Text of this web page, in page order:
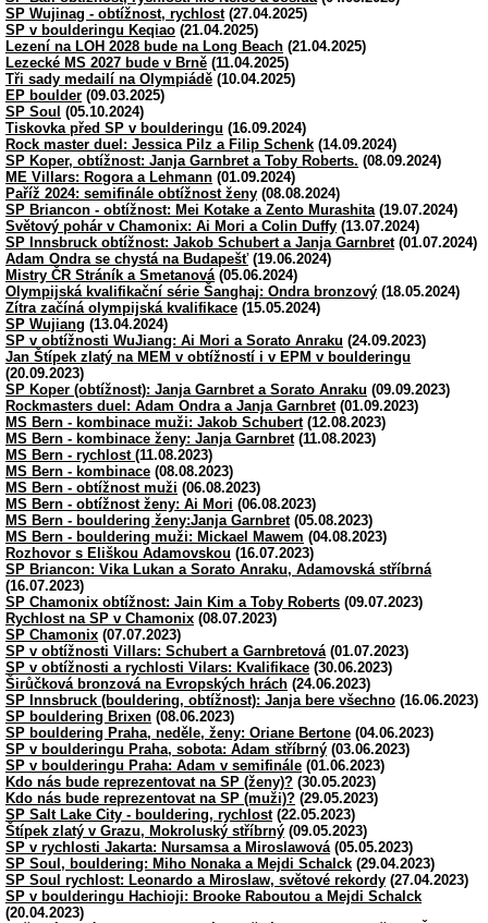
SP Wujinag - obtížnost, rychlost(27.04.2025)
SP v boulderingu Keqiao (21.04.2025)
Lezení na LOH 2028 bude na Long Beach (21.04.2025)
Lezecké MS 2027 bude v Brně (11.04.2025)
Tři sady medailí na Olympiádě (10.04.2025)
EP boulder (09.03.2025)
SP Soul (05.10.2024)
Tiskovka před SP v boulderingu (16.09.2024)
Rock master duel: Jessica Pilz a Filip Schenk (14.09.2024)
SP Koper, obtížnost: Janja Garnbret a Toby Roberts. (08.09.2024)
ME Villars: Rogora a Lehmann (01.09.2024)
Paříž 2024: semifinále obtížnost ženy (08.08.2024)
SP Briancon - obtížnost: Mei Kotake a Zento Murashita(19.07.2024)
Světový pohár v Chamonix: Ai Mori a Colin Duffy (13.07.2024)
SP Innsbruck obtížnost: Jakob Schubert a Janja Garnbret(01.07.2024)
Adam Ondra se chystá na Budapešť(19.06.2024)
Mistry ČR Stráník a Smetanová(05.06.2024)
Olympijská kvalifikační série Šanghaj: Ondra bronzový (18.05.2024)
Zítra začíná olympijská kvalifikace (15.05.2024)
SP Wujiang (13.04.2024)
SP v obtížnosti WuJiang: Ai Mori a Sorato Anraku (24.09.2023)
Jan Štípek zlatý na MEM v obtížností i v EPM v boulderingu
(20.09.2023)
SP Koper (obtížnost): Janja Garnbret a Sorato Anraku (09.09.2023)
Rockmasters duel: Adam Ondra a Janja Garnbret(01.09.2023)
MS Bern - kombinace muži: Jakob Schubert(12.08.2023)
MS Bern - kombinace ženy: Janja Garnbret(11.08.2023)
MS Bern - rychlost (11.08.2023)
MS Bern - kombinace (08.08.2023)
MS Bern - obtížnost muži (06.08.2023)
MS Bern - obtížnost ženy: Ai Mori (06.08.2023)
MS Bern - bouldering ženy:Janja Garnbret(05.08.2023)
MS Bern - bouldering muži: Mickael Mawem (04.08.2023)
Rozhovor s Eliškou Adamovskou (16.07.2023)
SP Briancon: Vika Lukan a Sorato Anraku, Adamovská stříbrná
(16.07.2023)
SP Chamonix obtížnost: Jain Kim a Toby Roberts (09.07.2023)
Rychlost na SP v Chamonix (08.07.2023)
SP Chamonix (07.07.2023)
SP v obtížnosti Villars: Schubert a Garnbretová(01.07.2023)
SP v obtížnosti a rychlosti Vilars: Kvalifikace (30.06.2023)
Širůčková bronzová na Evropských hrách (24.06.2023)
SP Innsbruck (bouldering, obtížnost): Janja bere všechno (16.06.2023)
SP bouldering Brixen (08.06.2023)
SP bouldering Praha, neděle, ženy: Oriane Bertone (04.06.2023)
SP v boulderingu Praha, sobota: Adam stříbrný (03.06.2023)
SP v boulderingu Praha: Adam v semifinále (01.06.2023)
Kdo nás bude reprezentovat na SP (ženy)? (30.05.2023)
Kdo nás bude reprezentovat na SP (muži)? (29.05.2023)
SP Salt Lake City - bouldering, rychlost(22.05.2023)
Štípek zlatý v Grazu, Mokroluský stříbrný (09.05.2023)
SP v rychlosti Jakarta: Nursamsa a Miroslawová(05.05.2023)
SP Soul, bouldering: Miho Nonaka a Mejdi Schalck (29.04.2023)
SP Soul rychlost: Leonardo a Miroslaw, světové rekordy (27.04.2023)
SP v boulderingu Hachioji: Brooke Raboutou a Mejdi Schalck
(20.04.2023)